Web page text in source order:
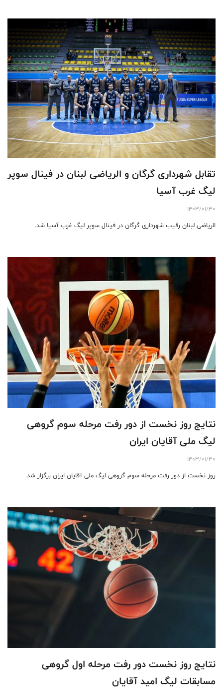
تقابل شهرداری گرگان و الریاضی لبنان در فینال سوپر
لیگ غرب آسیا
1403/01/30
الریاضی لبنان رقیب شهرداری گرگان در فینال سوپر لیگ غرب آسیا شد.
نتایج روز نخست از دور رفت مرحله سوم گروهی
لیگ ملی آقایان ایران
1403/01/30
روز نخست از دور رفت مرحله سوم گروهی لیگ ملی آقایان ایران برگزار شد.
نتایج روز نخست دور رفت مرحله اول گروهی
مسابقات لیگ امید آقایان